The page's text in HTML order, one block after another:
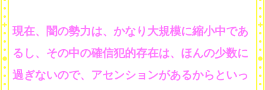
現在、闇の勢力は、かなり大規模に縮小中であ
るし、その中の確信犯的存在は、ほんの少数に
過ぎないので、アセンションがあるからといっ